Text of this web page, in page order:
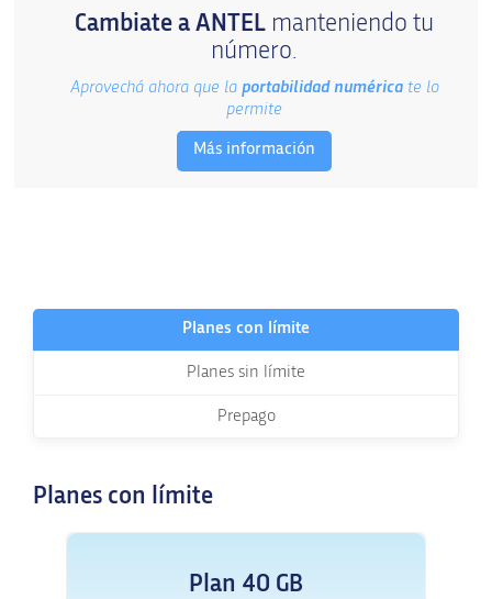
Cambiate a ANTEL manteniendo tu
número.
Aprovechá ahora que la portabilidad numérica te lo
permite
Más información
Planes con límite
Planes sin límite
Prepago
Planes con límite
Plan 40 GB